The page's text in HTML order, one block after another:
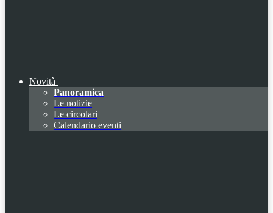
Novità
Panoramica
Le notizie
Le circolari
Calendario eventi